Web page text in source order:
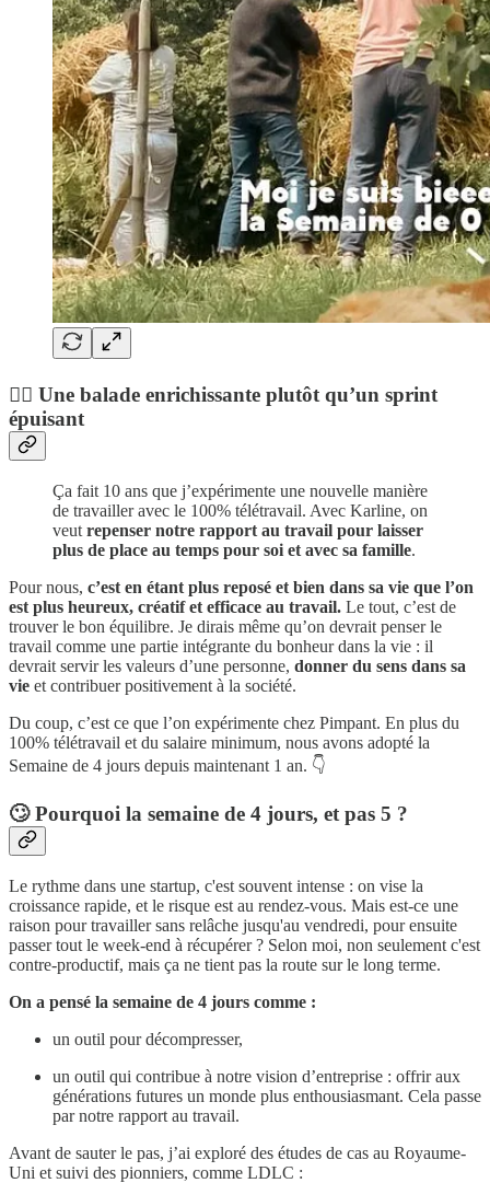
🚶‍♀️ Une balade enrichissante plutôt qu’un sprint
épuisant
Ça fait 10 ans que j’expérimente une nouvelle manière
de travailler avec le 100% télétravail. Avec Karline, on
veut repenser notre rapport au travail pour laisser
plus de place au temps pour soi et avec sa famille.
Pour nous, c’est en étant plus reposé et bien dans sa vie que l’on
est plus heureux, créatif et efficace au travail. Le tout, c’est de
trouver le bon équilibre. Je dirais même qu’on devrait penser le
travail comme une partie intégrante du bonheur dans la vie : il
devrait servir les valeurs d’une personne, donner du sens dans sa
vie et contribuer positivement à la société.
Du coup, c’est ce que l’on expérimente chez Pimpant. En plus du
100% télétravail et du salaire minimum, nous avons adopté la
Semaine de 4 jours depuis maintenant 1 an. 👇
🙄 Pourquoi la semaine de 4 jours, et pas 5 ?
Le rythme dans une startup, c'est souvent intense : on vise la
croissance rapide, et le risque est au rendez-vous. Mais est-ce une
raison pour travailler sans relâche jusqu'au vendredi, pour ensuite
passer tout le week-end à récupérer ? Selon moi, non seulement c'est
contre-productif, mais ça ne tient pas la route sur le long terme.
On a pensé la semaine de 4 jours comme :
un outil pour décompresser,
un outil qui contribue à notre vision d’entreprise : offrir aux
générations futures un monde plus enthousiasmant. Cela passe
par notre rapport au travail.
Avant de sauter le pas, j’ai exploré des études de cas au Royaume-
Uni et suivi des pionniers, comme LDLC :